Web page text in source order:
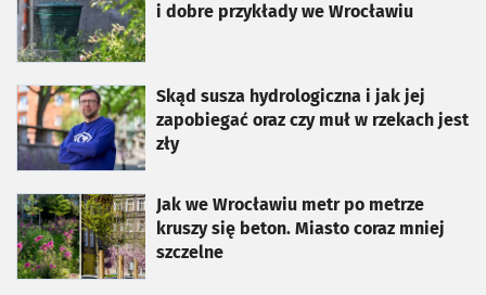
i dobre przykłady we Wrocławiu
Skąd susza hydrologiczna i jak jej
zapobiegać oraz czy muł w rzekach jest
zły
otworzy się w nowej karcie
Jak we Wrocławiu metr po metrze
kruszy się beton. Miasto coraz mniej
szczelne
otworzy się w nowej karcie